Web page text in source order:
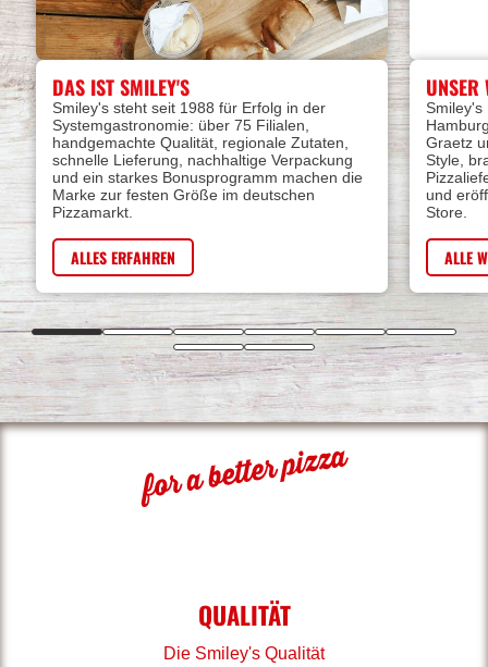
DAS IST SMILEY'S
Smiley's steht seit 1988 für Erfolg in der
Systemgastronomie: über 75 Filialen,
handgemachte Qualität, regionale Zutaten,
schnelle Lieferung, nachhaltige Verpackung
und ein starkes Bonusprogramm machen die
Marke zur festen Größe im deutschen
Pizzamarkt.
ALLES ERFAHREN
UNSER
Smiley's
Graetz
Style,
und
Store.
ALLE
QUALITÄT
Die Smiley's Qualität